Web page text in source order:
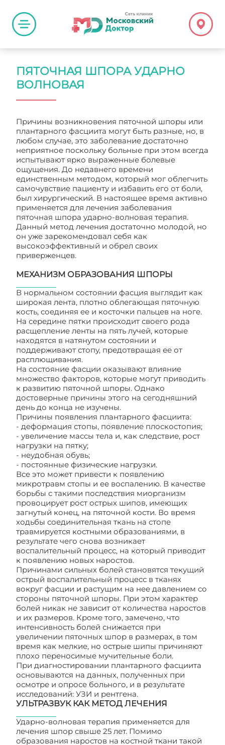
ПЯТОЧНАЯ ШПОРА УДАРНО
ВОЛНОВАЯ
Причины возникновения пяточной шпоры или
плантарного фасциита могут быть разные, но, в
любом случае, это заболевание достаточно
неприятное поскольку больные при этом всегда
испытывают ярко выраженные болевые
ощущения. До недавнего времени
единственным методом, который мог облегчить
самочувствие пациенту и избавить его от боли,
был хирургический. В настоящее время активно
применяется для лечения заболевания
пяточная шпора ударно-волновая терапия.
Данный метод лечения достаточно молодой, но
он уже зарекомендовал себя как
высокоэффективный и обрел своих
приверженцев.
МЕХАНИЗМ ОБРАЗОВАНИЯ ШПОРЫ
В нормальном состоянии фасция выглядит как
широкая лента, плотно облегающая пяточную
кость, соединяя ее и косточки пальцев на ноге.
На середине пятки происходит своего рода
расщепление ленты на пять лучей, которые
находятся в натянутом состоянии и
поддерживают стопу, предотвращая ее от
расплющивания.
На состояние фасции оказывают влияние
множество факторов, которые могут приводить
к развитию пяточной шпоры. Однако
достоверные причины этого на сегодняшний
день до конца не изучены.
Причины появления плантарного фасциита:
- деформация стопы, появление плоскостопия;
- увеличение массы тела и, как следствие, рост
нагрузки на пятку;
- неудобная обувь;
- постоянные физические нагрузки.
Все это может привести к появлению
микротравм стопы и ее воспалению. В качестве
борьбы с такими последствия миорганизм
провоцирует рост острых шипов, имеющих
загнутый конец, на пяточной кости. Во время
ходьбы соединительная ткань на стопе
травмируется костными образованиями, в
результате чего снова возникает
воспалительный процесс, на который приводит
к появлению новых наростов.
Причинами сильных болей становятся текущий
острый воспалительный процесс в тканях
вокруг фасции и растущим на нее давлением со
стороны пяточной шпоры. При этом характер
болей никак не зависит от количества наростов
и их размеров. Кроме того, замечено, что
интенсивность болей снижается при
увеличении пяточных шпор в размерах, в том
время как мелкие, но острые шипы причиняют
плохо переносимые мучительные боли.
При диагностировании плантарного фасциита
основываются на данных, полученных при
осмотре и опросе больного, и в результате
исследований: УЗИ и рентгена.
УЛЬТРАЗВУК КАК МЕТОД ЛЕЧЕНИЯ
Ударно-волновая терапия применяется для
лечения шпор свыше 25 лет. Помимо
образования наростов на костной ткани такой